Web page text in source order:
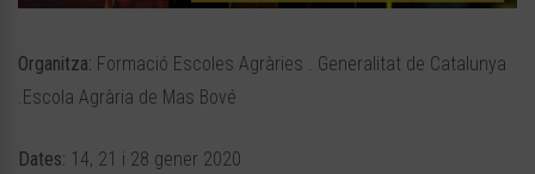
Organitza: Formació Escoles Agràries . Generalitat de Catalunya
.Escola Agrària de Mas Bové
Dates: 14, 21 i 28 gener 2020